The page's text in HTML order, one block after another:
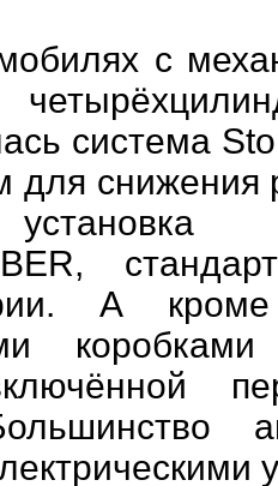
с
система
для снижения
А